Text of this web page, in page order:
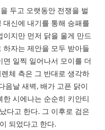
두고 오랫동안 전쟁을 벌
대신에 내기를 통해 승패를
지만 먼저 닭을 울게 만드
하자는 제안을 모두 받아들
일찍 일어나서 모이를 더
체 측은 그 반대로 생각하
음날 새벽, 배가 고픈 닭이
시에나는 순순히 키안티
다고 한다. 그 이후로 검은
되었다고 한다.